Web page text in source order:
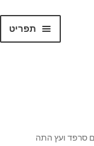
תפריט
סרפד ועץ התה